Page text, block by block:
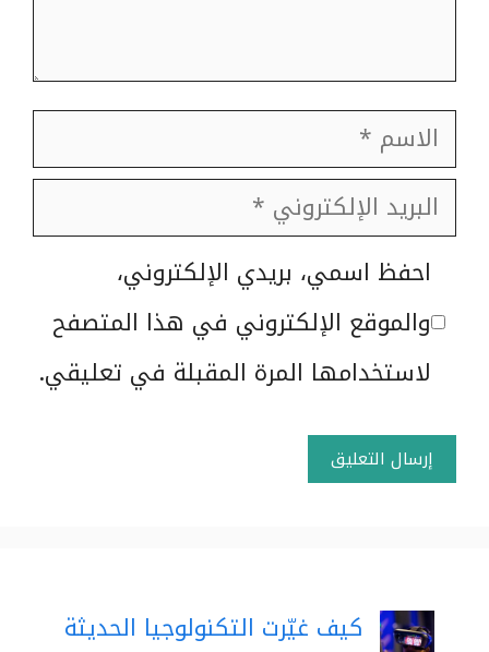
الاسم
البريد
الإلكتروني
الموقع
الإلكتروني
احفظ اسمي، بريدي الإلكتروني،
والموقع الإلكتروني في هذا المتصفح
لاستخدامها المرة المقبلة في تعليقي.
كيف غيّرت التكنولوجيا الحديثة